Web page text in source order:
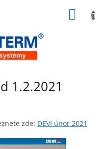
1.2.2021
zde: DEVI únor 2021